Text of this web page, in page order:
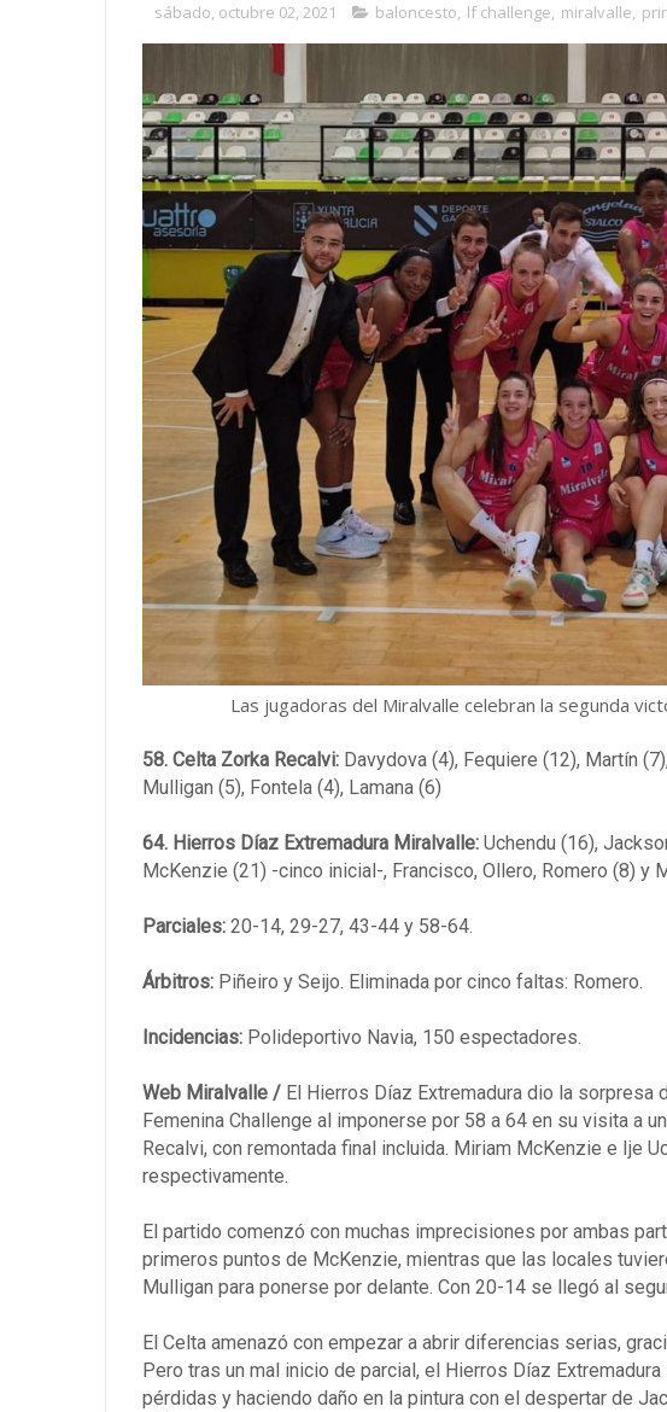
sábado, octubre 02, 2021 baloncesto, lf challenge, miralvalle,
Las jugadoras del Miralvalle celebran la segunda
58. Celta Zorka Recalvi: Davydova (4), Fequiere (12), Martín
Mulligan (5), Fontela (4), Lamana (6)
64. Hierros Díaz Extremadura Miralvalle: Uchendu (16),
McKenzie (21) -cinco inicial-, Francisco, Ollero, Romero (8) y
Parciales: 20-14, 29-27, 43-44 y 58-64.
Árbitros: Piñeiro y Seijo. Eliminada por cinco faltas: Romero.
Incidencias: Polideportivo Navia, 150 espectadores.
Web Miralvalle / El Hierros Díaz Extremadura dio la sorpresa
Femenina Challenge al imponerse por 58 a 64 en su visita a
Recalvi, con remontada final incluida. Miriam McKenzie e Ije
respectivamente.
El partido comenzó con muchas imprecisiones por ambas
primeros puntos de McKenzie, mientras que las locales
Mulligan para ponerse por delante. Con 20-14 se llegó al
El Celta amenazó con empezar a abrir diferencias serias,
Pero tras un mal inicio de parcial, el Hierros Díaz
pérdidas y haciendo daño en la pintura con el despertar de